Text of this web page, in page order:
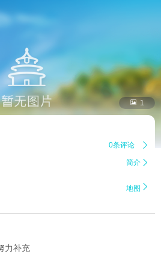
 1
0条评论 
简介 
地图 
力补充